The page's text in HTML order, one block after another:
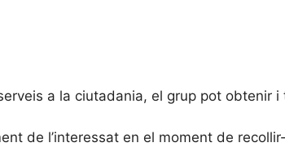
a la ciutadania, el grup pot obtenir
de l’interessat en el moment de